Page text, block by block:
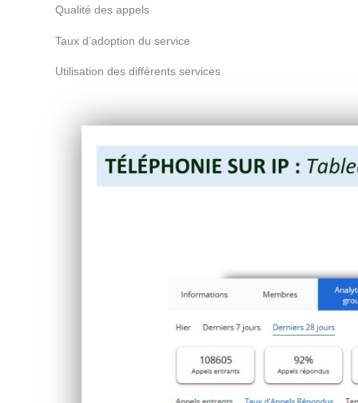
Qualité des appels
Taux d’adoption du service
Utilisation des différents services